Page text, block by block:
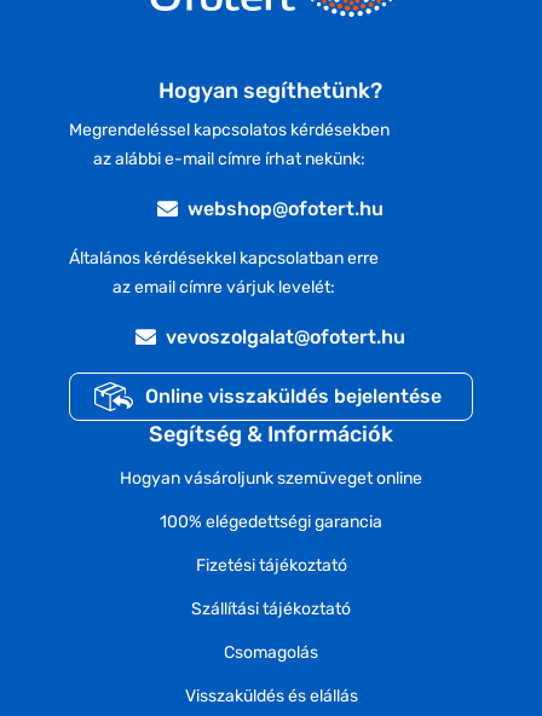
Hogyan segíthetünk?
Megrendeléssel kapcsolatos kérdésekben
az alábbi e-mail címre írhat nekünk:
webshop@ofotert.hu
Általános kérdésekkel kapcsolatban erre
az email címre várjuk levelét:
vevoszolgalat@ofotert.hu
Online visszaküldés bejelentése
Segítség & Információk
Hogyan vásároljunk szemüveget online
100% elégedettségi garancia
Fizetési tájékoztató
Szállítási tájékoztató
Csomagolás
Visszaküldés és elállás